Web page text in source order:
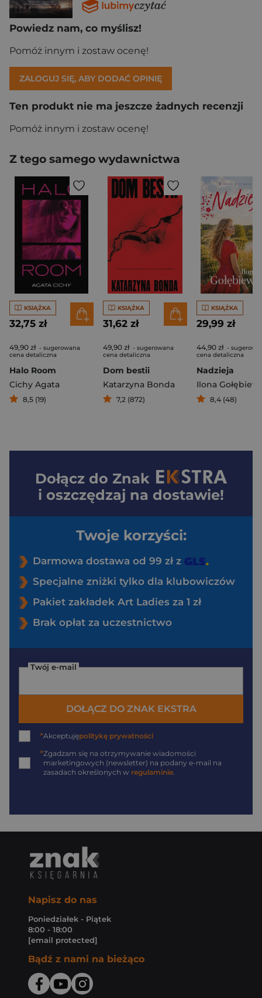
Powiedz nam, co myślisz!
Pomóż innym i zostaw ocenę!
ZALOGUJ SIĘ, ABY DODAĆ OPINIĘ
Ten produkt nie ma jeszcze żadnych recenzji
Pomóż innym i zostaw ocenę!
Z tego samego wydawnictwa
KSIĄŻKA
32,75 zł
49,90 zł - sugerowana
cena detaliczna
Halo Room
Cichy Agata
8,5 (19)
KSIĄŻKA
31,62 zł
49,90 zł - sugerowana
cena detaliczna
Dom bestii
Katarzyna Bonda
7,2 (872)
KSIĄŻKA
29,99 zł
44,90 zł -
cena detaliczna
Nadzieja
Ilona
8,4 (48)
Dołącz do Znak
i oszczędzaj na dostawie!
Twoje korzyści:
Darmowa dostawa od 99 zł z
Specjalne zniżki tylko dla klubowiczów
Pakiet zakładek Art Ladies za 1 zł
Brak opłat za uczestnictwo
Twój e-mail
DOŁĄCZ DO ZNAK EKSTRA
*Akceptujępolitykę prywatności
*Zgadzam się na otrzymywanie wiadomości
marketingowych (newsletter) na podany e-mail na
zasadach określonych w regulaminie.
Napisz do nas
Poniedziałek - Piątek
8:00 - 18:00
[email protected]
Bądź z nami na bieżąco